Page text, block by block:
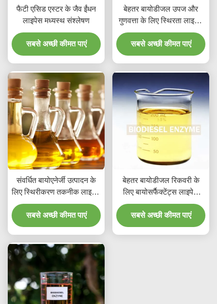
फैटी एसिड एस्टर के जैव ईंधन
लाइपेस मध्यस्थ संश्लेषण
सबसे अच्छी कीमत पाएं
बेहतर बायोडीजल उपज और
गुणवत्ता के लिए स्थिरता लाइपेस
एंजाइम को बढ़ाना
सबसे अच्छी कीमत पाएं
संवर्धित बायोएनेर्जी उत्पादन के
लिए स्थिरीकरण तकनीक लाइपेज
एंजाइम
सबसे अच्छी कीमत पाएं
बेहतर बायोडीजल रिकवरी के
लिए बायोसर्फैक्टेंट्स लाइपेज
एंजाइम का उत्पादन किया
सबसे अच्छी कीमत पाएं